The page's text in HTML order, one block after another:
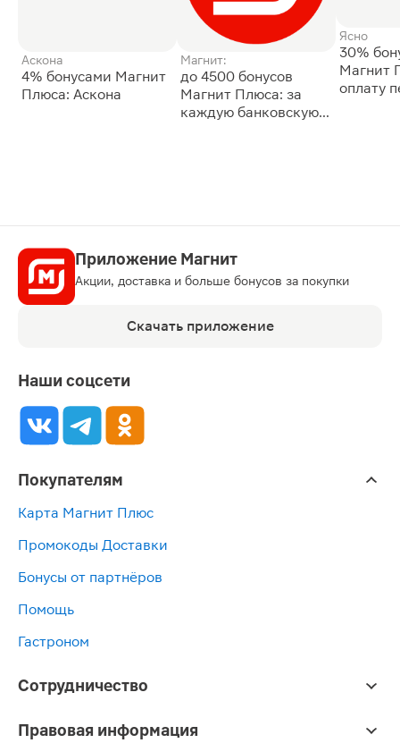
Аскона
4% бонусами Магнит
Плюса: Аскона
Магнит:
до 4500 бонусов
Магнит Плюса: за
каждую банковскую
Ясно
30%
Магнит
оплату
Приложение Магнит
Акции, доставка и больше бонусов за покупки
Скачать приложение
Наши соцсети
Покупателям
Карта Магнит Плюс
Промокоды Доставки
Бонусы от партнёров
Помощь
Гастроном
Сотрудничество
Правовая информация